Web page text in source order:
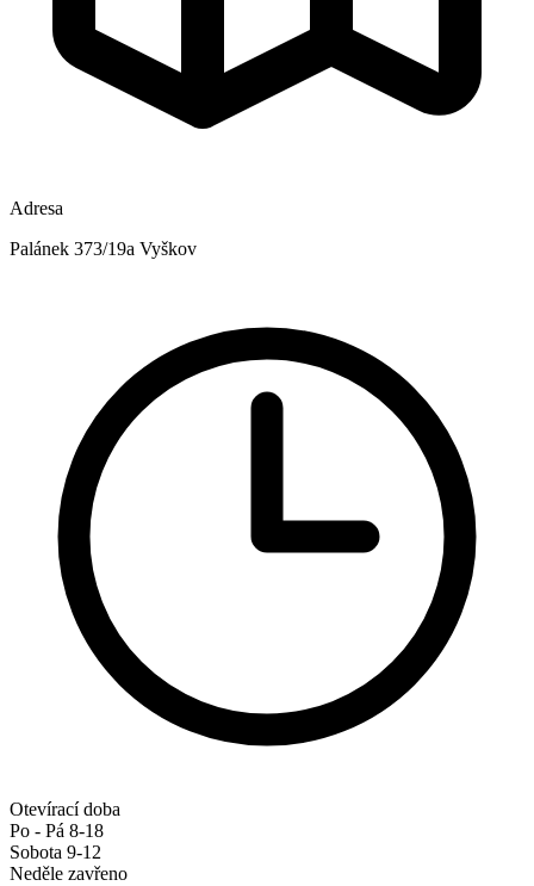
Adresa
Palánek 373/19a Vyškov
Otevírací doba
Po - Pá 8-18
Sobota 9-12
Neděle zavřeno